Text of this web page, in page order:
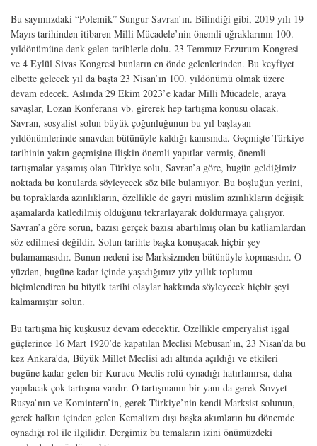
Bu sayımızdaki “Polemik” Sungur Savran’ın. Bilindiği gibi, 2019 yılı 19
Mayıs tarihinden itibaren Milli Mücadele’nin önemli uğraklarının 100.
yıldönümüne denk gelen tarihlerle dolu. 23 Temmuz Erzurum Kongresi
ve 4 Eylül Sivas Kongresi bunların en önde gelenlerinden. Bu keyfiyet
elbette gelecek yıl da başta 23 Nisan’ın 100. yıldönümü olmak üzere
devam edecek. Aslında 29 Ekim 2023’e kadar Milli Mücadele, araya
savaşlar, Lozan Konferansı vb. girerek hep tartışma konusu olacak.
Savran, sosyalist solun büyük çoğunluğunun bu yıl başlayan
yıldönümlerinde sınavdan bütünüyle kaldığı kanısında. Geçmişte Türkiye
tarihinin yakın geçmişine ilişkin önemli yapıtlar vermiş, önemli
tartışmalar yaşamış olan Türkiye solu, Savran’a göre, bugün geldiğimiz
noktada bu konularda söyleyecek söz bile bulamıyor. Bu boşluğun yerini,
bu topraklarda azınlıkların, özellikle de gayri müslim azınlıkların değişik
aşamalarda katledilmiş olduğunu tekrarlayarak doldurmaya çalışıyor.
Savran’a göre sorun, bazısı gerçek bazısı abartılmış olan bu katliamlardan
söz edilmesi değildir. Solun tarihte başka konuşacak hiçbir şey
bulamamasıdır. Bunun nedeni ise Marksizmden bütünüyle kopmasıdır. O
yüzden, bugüne kadar içinde yaşadığımız yüz yıllık toplumu
biçimlendiren bu büyük tarihi olaylar hakkında söyleyecek hiçbir şeyi
kalmamıştır solun.
Bu tartışma hiç kuşkusuz devam edecektir. Özellikle emperyalist işgal
güçlerince 16 Mart 1920’de kapatılan Meclisi Mebusan’ın, 23 Nisan’da bu
kez Ankara’da, Büyük Millet Meclisi adı altında açıldığı ve etkileri
bugüne kadar gelen bir Kurucu Meclis rolü oynadığı hatırlanırsa, daha
yapılacak çok tartışma vardır. O tartışmanın bir yanı da gerek Sovyet
Rusya’nın ve Komintern’in, gerek Türkiye’nin kendi Marksist solunun,
gerek halkın içinden gelen Kemalizm dışı başka akımların bu dönemde
oynadığı rol ile ilgilidir. Dergimiz bu temaların izini önümüzdeki